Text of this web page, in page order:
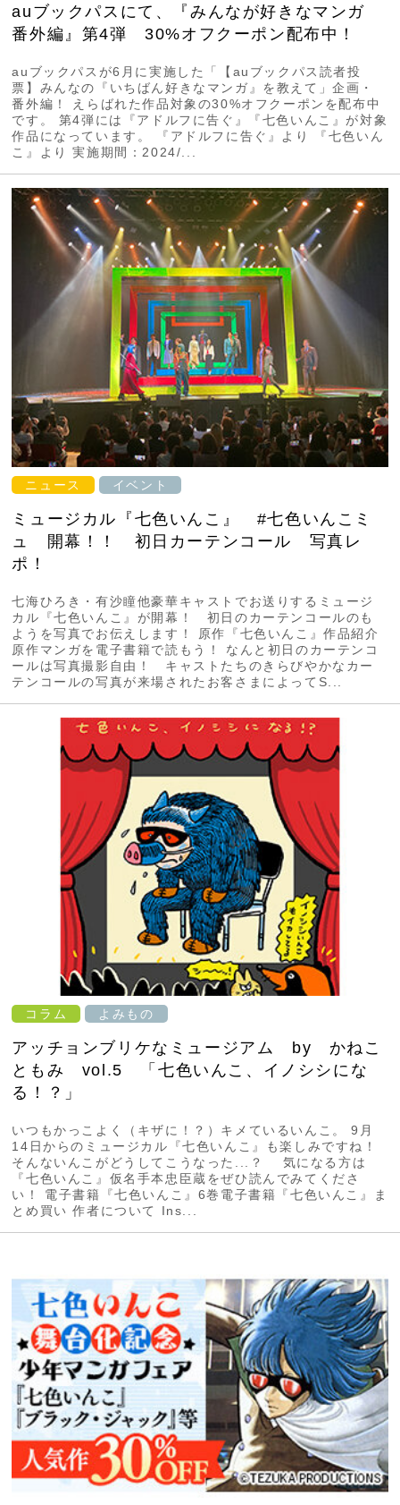
auブックパスにて、『みんなが好きなマンガ
番外編』第4弾 30%オフクーポン配布中！
auブックパスが6月に実施した「【auブックパス読者投
票】みんなの『いちばん好きなマンガ』を教えて」企画・
番外編！ えらばれた作品対象の30%オフクーポンを配布中
です。 第4弾には『アドルフに告ぐ』『七色いんこ』が対象
作品になっています。 『アドルフに告ぐ』より 『七色いん
こ』より 実施期間：2024/...
ニュース イベント
ミュージカル『七色いんこ』 #七色いんこミ
ュ 開幕！！ 初日カーテンコール 写真レ
ポ！
七海ひろき・有沙瞳他豪華キャストでお送りするミュージ
カル『七色いんこ』が開幕！ 初日のカーテンコールのも
ようを写真でお伝えします！ 原作『七色いんこ』作品紹介
原作マンガを電子書籍で読もう！ なんと初日のカーテンコ
ールは写真撮影自由！ キャストたちのきらびやかなカー
テンコールの写真が来場されたお客さまによってS...
コラム よみもの
アッチョンブリケなミュージアム by かねこ
ともみ vol.5 「七色いんこ、イノシシにな
る！？」
いつもかっこよく（キザに！？）キメているいんこ。 9月
14日からのミュージカル『七色いんこ』も楽しみですね！
そんないんこがどうしてこうなった...？ 気になる方は
『七色いんこ』仮名手本忠臣蔵をぜひ読んでみてくださ
い！ 電子書籍『七色いんこ』6巻電子書籍『七色いんこ』ま
とめ買い 作者について Ins...